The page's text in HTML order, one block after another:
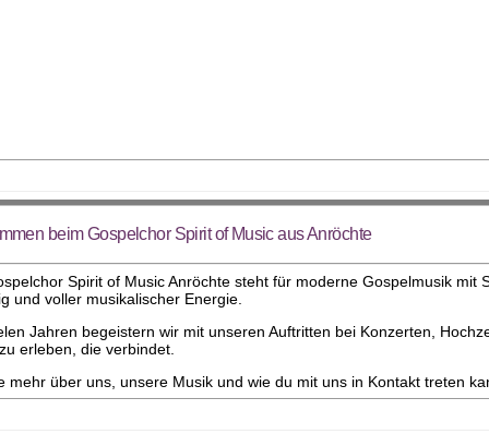
beim Gospelchor Spirit of Music aus Anröchte
Spirit of Music Anröchte steht für moderne Gospelmusik
und voller musikalischer Energie.
Jahren begeistern wir mit unseren Auftritten bei Konzerten,
erleben, die verbindet.
mehr über uns, unsere Musik und wie du mit uns in Kontakt treten